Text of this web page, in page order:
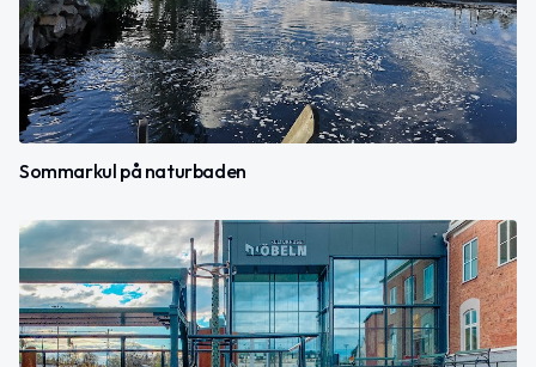
Sommarkul på naturbaden